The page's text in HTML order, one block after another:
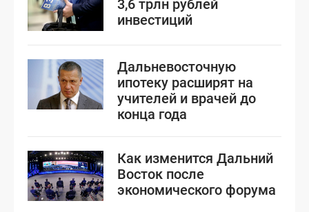
3,6 трлн рублей
инвестиций
Дальневосточную
ипотеку расширят на
учителей и врачей до
конца года
Как изменится Дальний
Восток после
экономического форума